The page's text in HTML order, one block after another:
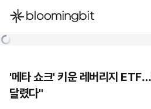
한국어
'메타 쇼크' 키운 레버리지
달렸다"